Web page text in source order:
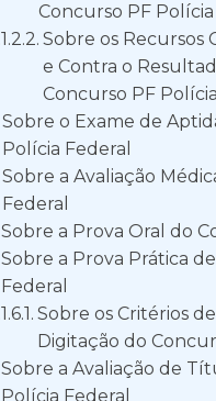
Concurso PF Polícia
Sobre os Recursos
e Contra o
Concurso PF
Sobre o Exame de
Polícia Federal
Sobre a Avaliação
Federal
Sobre a Prova Oral do
Sobre a Prova Prática
Federal
Sobre os Critérios
Digitação do
Sobre a Avaliação de
Polícia Federal